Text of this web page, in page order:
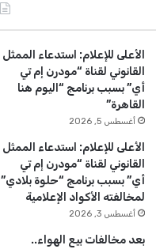
ت
ق
ر
ا
م
الأعلى للإعلام: استدعاء الممثل
القانوني لقناة “مودرن إم تي
أي” بسبب برنامج “اليوم هنا
القاهرة”
أغسطس 5, 2026
الأعلى للإعلام: استدعاء الممثل
القانوني لقناة “مودرن إم تي
أي” بسبب برنامج “حلوة بلادي”
لمخالفته الأكواد الإعلامية
أغسطس 3, 2026
بعد مخالفات بيع الهواء..